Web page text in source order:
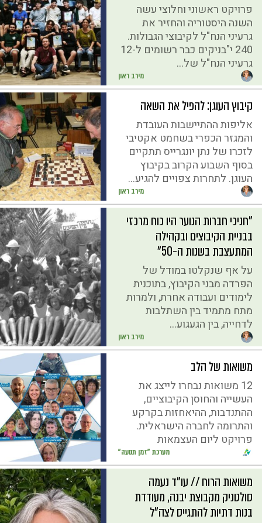
מירב ראון
פרויקט ראשוני וחלוצי עשה
השנה היסטוריה והחזיר את
גרעיני הנח"ל לקיבוצי הגבולות.
240 י"בניקים כבר רשומים ל-12
גרעיני הנח"ל של...
מירב ראון
קיבוץ העוגן: להפיל את השאה
אליפות ההתיישבות העובדת
והמגזר הכפרי בשחמט אקטיבי
לזכרו של נתן יונגרייס תתקיים
בסוף השבוע הקרוב בקיבוץ
העוגן. לתחרות צפויים להגיע...
מירב ראון
"חניכי חברות הנוער היו כוח מרכזי
בבניית הקיבוצים ובקהילה
המתעצבת בשנות ה-50"
על אף שנקלטו במודל של
הפרדה מבני הקיבוץ, בתוכנית
לימודים ועבודה אחרת, ולמרות
מתח מתמיד בין השתלבות
לדחייה, בין הגעגוע...
מערכת "זמן תנועה"
משואות של הלב
12 משואות נבחרו לייצג את
העשייה והחוסן הקיבוציים,
ההתנדבות, ההיאחזות בקרקע
והתרומה לחברה הישראלית.
פרויקט ליום העצמאות
משואות הרוח // עו"ד נעמה
סולטניק מקבוצת יבנה, מעודדת
בנות דתיות להתגייס לצה"ל